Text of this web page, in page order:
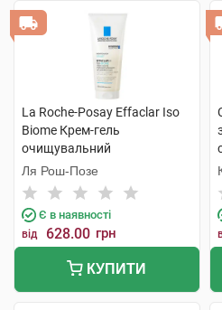
La Roche-Posay Effaclar Iso
Biome Крем-гель
очищувальний
заспокійливий для
зневодненої чутливої шкіри
обличчя та тіла 200 мл 1
туба
Ля Рош-Позе
Є в наявності
від 628.00 грн
КУПИТИ